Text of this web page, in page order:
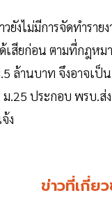
ยังไม่มีการจัดทำรา
สียก่อน ตามที่กฎหม
ล้านบาท จึงอาจเ
.25 ประกอบ พรบ.
ง
ข่าวที่เกี่ย